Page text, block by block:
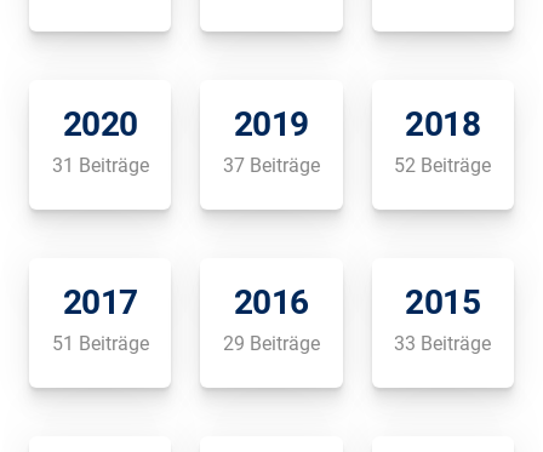
2020
31 Beiträge
2019
37 Beiträge
2018
52 Beiträge
2017
51 Beiträge
2016
29 Beiträge
2015
33 Beiträge